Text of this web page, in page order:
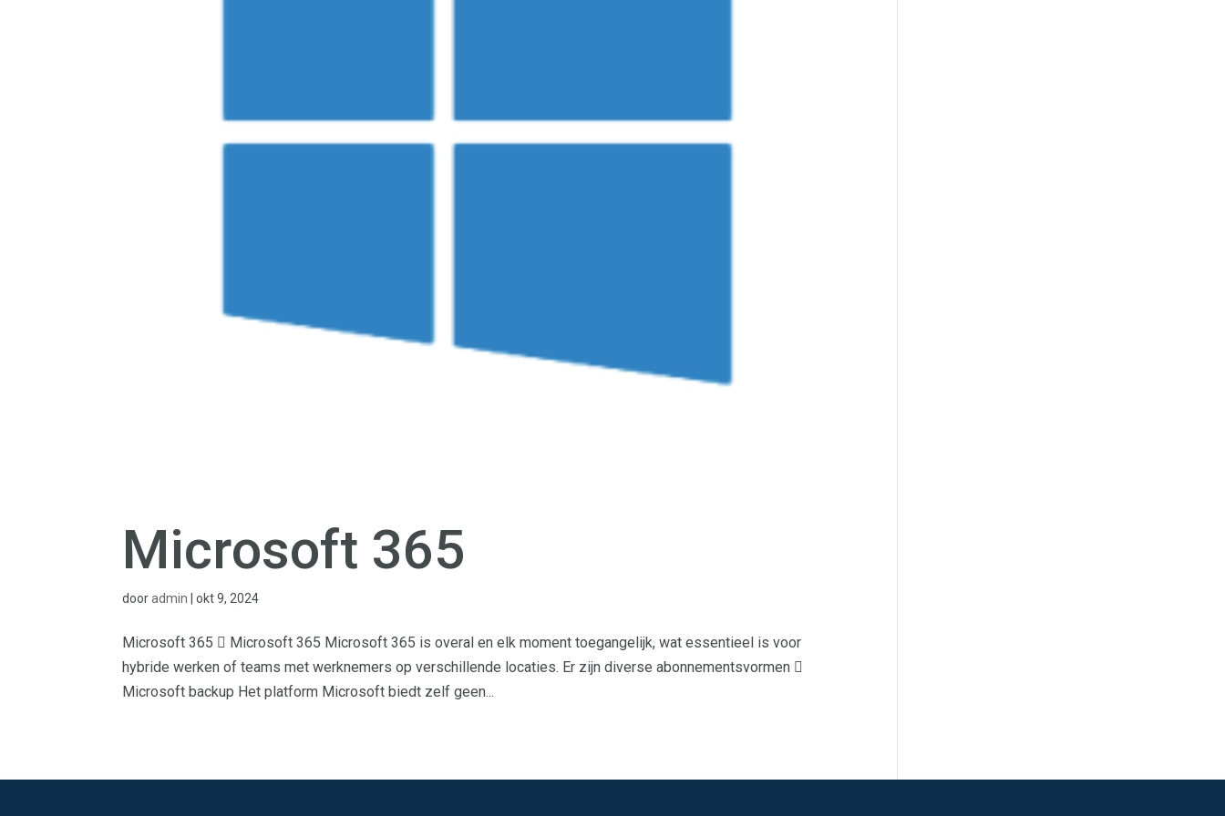
Microsoft 365
dooradmin |okt 9, 2024
Microsoft 365  Microsoft 365 Microsoft 365 is overal en elk moment toegangelijk, wat essentieel is voor
hybride werken of teams met werknemers op verschillende locaties. Er zijn diverse abonnementsvormen 
Microsoft backup Het platform Microsoft biedt zelf geen...